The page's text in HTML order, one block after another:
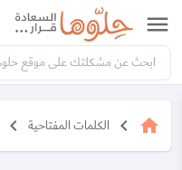
menu
home
keyboard_arrow_left الكلمات المفتاحية keyboard_arrow_left